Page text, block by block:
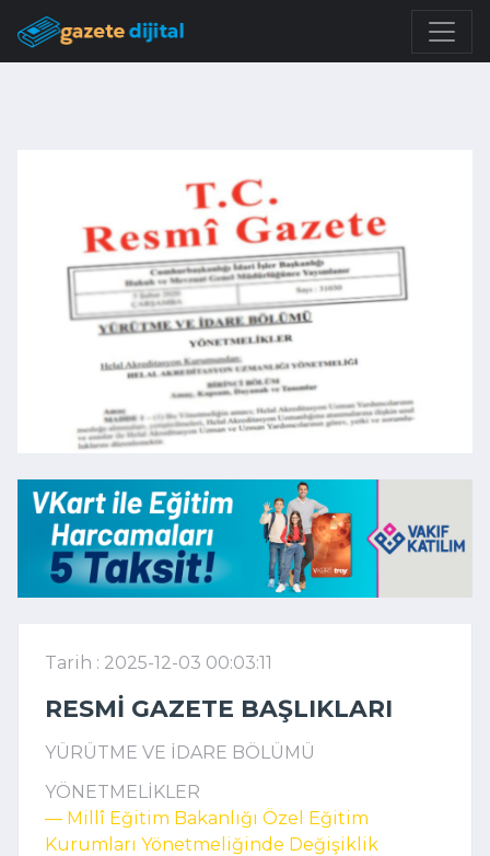
Tarih : 2025-12-03 00:03:11
RESMI GAZETE BAŞLIKLARI
YÜRÜTME VE İDARE BÖLÜMÜ
YÖNETMELİKLER
–– Millî Eğitim Bakanlığı Özel Eğitim
Kurumları Yönetmeliğinde Değişiklik